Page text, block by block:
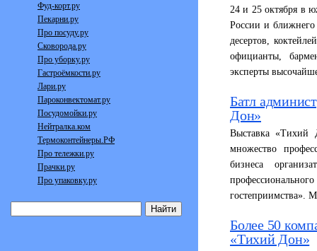
Фуд-корт.ру
Пекарни.ру
Про посуду.ру
Сковорода.ру
Про уборку.ру
Гастроёмкости.ру
Лари.ру
Пароконвектомат.ру
Посудомойки.ру
Нейтралка.ком
Термоконтейнеры.РФ
Про тележки.ру
Прачки.ру
Про упаковку.ру
24 и 25 октября в
России и
десертов,
официанты,
эксперты
Батл
Дон»
Выставка «Тихий
множество
бизнеса
гостеприимства».
Более 50
«Тихий Дон»